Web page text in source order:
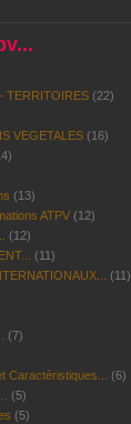
TERRITOIRES (22)
VEGETALES (16)
(13)
ATPV (12)
(12)
(11)
(11)
(7)
Caractéristiques...
(6)
(5)
(5)